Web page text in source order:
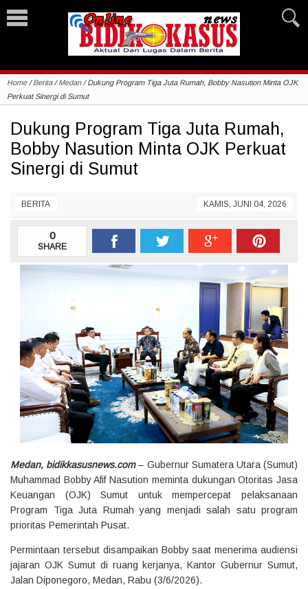
Home/Berita/Medan/Dukung Program Tiga Juta Rumah, Bobby Nasution Minta OJK
Perkuat Sinergi di Sumut
Dukung Program Tiga Juta Rumah,
Bobby Nasution Minta OJK Perkuat
Sinergi di Sumut
BERITA KAMIS, JUNI 04, 2026
0
SHARE
Medan, bidikkasusnews.com– Gubernur Sumatera Utara (Sumut)
Muhammad Bobby Afif Nasution meminta dukungan Otoritas Jasa
Keuangan (OJK) Sumut untuk mempercepat pelaksanaan
Program Tiga Juta Rumah yang menjadi salah satu program
prioritas Pemerintah Pusat.
Permintaan tersebut disampaikan Bobby saat menerima audiensi
jajaran OJK Sumut di ruang kerjanya, Kantor Gubernur Sumut,
Jalan Diponegoro, Medan, Rabu (3/6/2026).